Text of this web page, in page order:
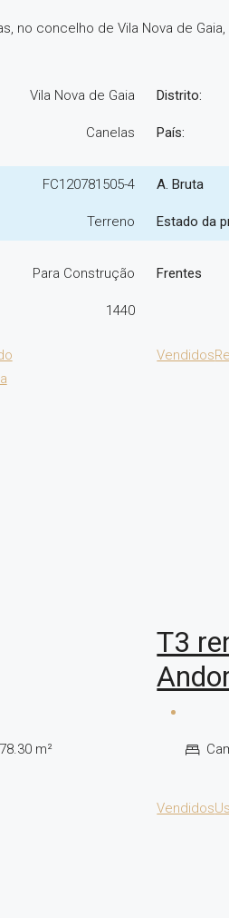
no concelho de Vila Nova de
Vila Nova de Gaia Distrito:
Canelas País:
FC120781505-4 A. Bruta
Terreno Estado da
Para Construção Frentes
1440
78.30 m²
Vendidos
T3
Vendidos